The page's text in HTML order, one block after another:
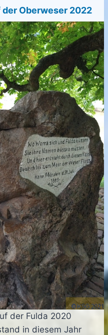
der Oberweser 2022
der Fulda 2020
in diesem Jahr